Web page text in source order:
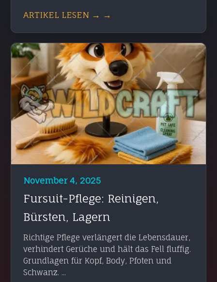
ARTIKEL LESEN → →
November 4, 2025
Fursuit-Pflege: Reinigen,
Bürsten, Lagern
Richtige Pflege verlängert die Lebensdauer,
verhindert Gerüche und hält das Fell fluffig.
Grundlagen für Kopf, Body, Pfoten und
Schwanz. ...